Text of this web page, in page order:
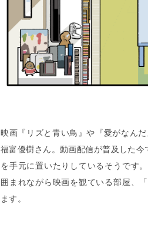
映画『リズと青い鳥』や『愛がなん
福富優樹さん。動画配信が普及した
を手元に置いたりしているそうです
囲まれながら映画を観ている部屋、
ます。